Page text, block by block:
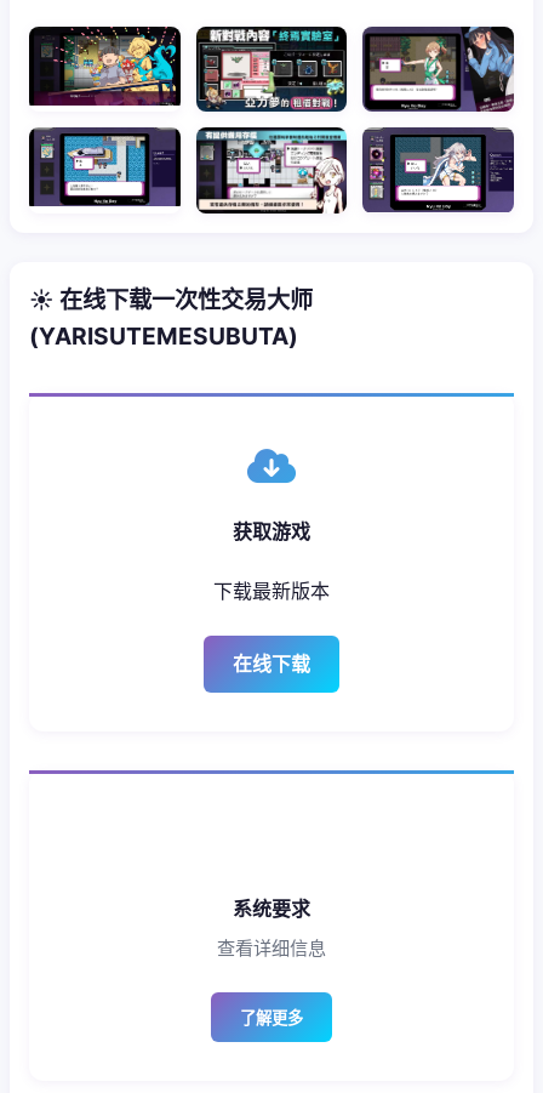
☀️ 在线下载一次性交易大师
(YARISUTEMESUBUTA)
获取游戏
下载最新版本
在线下载
系统要求
查看详细信息
了解更多